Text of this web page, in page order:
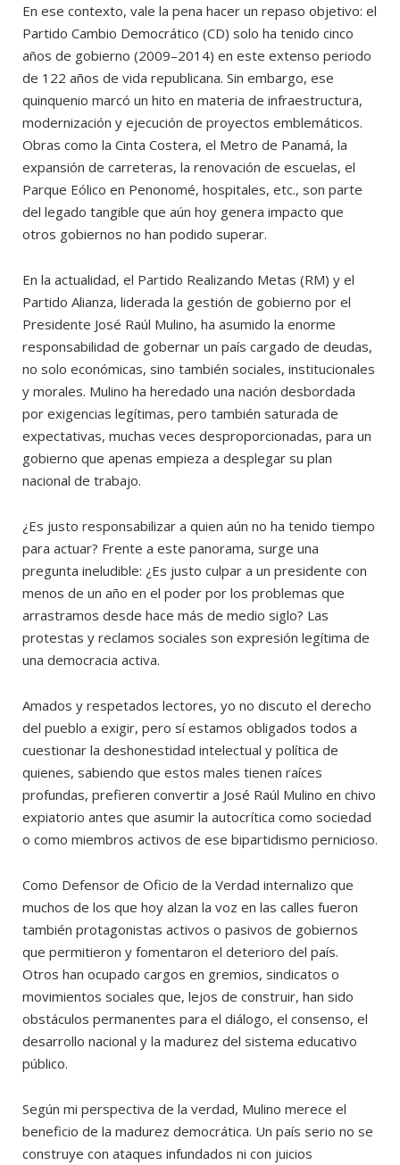
En ese contexto, vale la pena hacer un repaso objetivo: el
Partido Cambio Democrático (CD) solo ha tenido cinco
años de gobierno (2009–2014) en este extenso periodo
de 122 años de vida republicana. Sin embargo, ese
quinquenio marcó un hito en materia de infraestructura,
modernización y ejecución de proyectos emblemáticos.
Obras como la Cinta Costera, el Metro de Panamá, la
expansión de carreteras, la renovación de escuelas, el
Parque Eólico en Penonomé, hospitales, etc., son parte
del legado tangible que aún hoy genera impacto que
otros gobiernos no han podido superar.
En la actualidad, el Partido Realizando Metas (RM) y el
Partido Alianza, liderada la gestión de gobierno por el
Presidente José Raúl Mulino, ha asumido la enorme
responsabilidad de gobernar un país cargado de deudas,
no solo económicas, sino también sociales, institucionales
y morales. Mulino ha heredado una nación desbordada
por exigencias legítimas, pero también saturada de
expectativas, muchas veces desproporcionadas, para un
gobierno que apenas empieza a desplegar su plan
nacional de trabajo.
¿Es justo responsabilizar a quien aún no ha tenido tiempo
para actuar? Frente a este panorama, surge una
pregunta ineludible: ¿Es justo culpar a un presidente con
menos de un año en el poder por los problemas que
arrastramos desde hace más de medio siglo? Las
protestas y reclamos sociales son expresión legítima de
una democracia activa.
Amados y respetados lectores, yo no discuto el derecho
del pueblo a exigir, pero sí estamos obligados todos a
cuestionar la deshonestidad intelectual y política de
quienes, sabiendo que estos males tienen raíces
profundas, prefieren convertir a José Raúl Mulino en chivo
expiatorio antes que asumir la autocrítica como sociedad
o como miembros activos de ese bipartidismo pernicioso.
Como Defensor de Oficio de la Verdad internalizo que
muchos de los que hoy alzan la voz en las calles fueron
también protagonistas activos o pasivos de gobiernos
que permitieron y fomentaron el deterioro del país.
Otros han ocupado cargos en gremios, sindicatos o
movimientos sociales que, lejos de construir, han sido
obstáculos permanentes para el diálogo, el consenso, el
desarrollo nacional y la madurez del sistema educativo
público.
Según mi perspectiva de la verdad, Mulino merece el
beneficio de la madurez democrática. Un país serio no se
construye con ataques infundados ni con juicios